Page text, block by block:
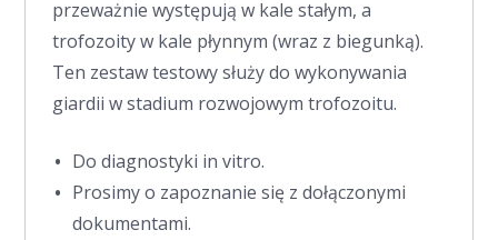
przeważnie występują w kale stałym, a
trofozoity w kale płynnym (wraz z biegunką).
Ten zestaw testowy służy do wykonywania
giardii w stadium rozwojowym trofozoitu.
Do diagnostyki in vitro.
Prosimy o zapoznanie się z dołączonymi
dokumentami.